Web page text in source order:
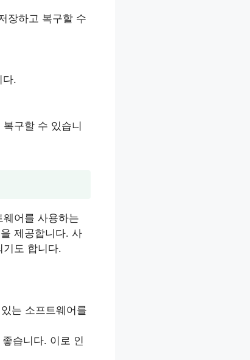
장하고 복구할 수
다.
구할 수 있습니
어를 사용하는
제공합니다. 사
도 합니다.
는 소프트웨어를
습니다. 이로 인